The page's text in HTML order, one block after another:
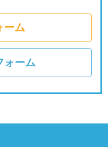
ーム
ォーム